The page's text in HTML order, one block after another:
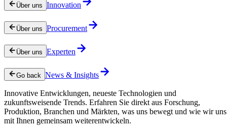
Über uns Innovation
Über uns Procurement
Über uns Experten
Go back News & Insights
Innovative Entwicklungen, neueste Technologien und
zukunftsweisende Trends. Erfahren Sie direkt aus Forschung,
Produktion, Branchen und Märkten, was uns bewegt und wie wir uns
mit Ihnen gemeinsam weiterentwickeln.